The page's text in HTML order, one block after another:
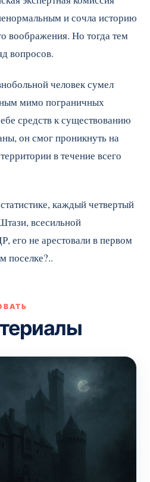
и сочла историю
воображения. Но тогда тем
вопросов.
человек сумел
мимо пограничных
средств к существованию
он смог проникнуть на
в течение всего
каждый четвертый
всесильной
его не арестовали в первом
поселке?..